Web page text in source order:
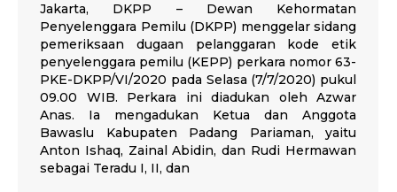
Jakarta, DKPP – Dewan Kehormatan
Penyelenggara Pemilu (DKPP) menggelar sidang
pemeriksaan dugaan pelanggaran kode etik
penyelenggara pemilu (KEPP) perkara nomor 63-
PKE-DKPP/VI/2020 pada Selasa (7/7/2020) pukul
09.00 WIB. Perkara ini diadukan oleh Azwar
Anas. Ia mengadukan Ketua dan Anggota
Bawaslu Kabupaten Padang Pariaman, yaitu
Anton Ishaq, Zainal Abidin, dan Rudi Hermawan
sebagai Teradu I, II, dan